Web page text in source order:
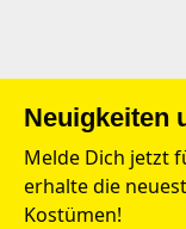
Neuigkeiten
Melde Dich jetzt
erhalte die
Kostümen!